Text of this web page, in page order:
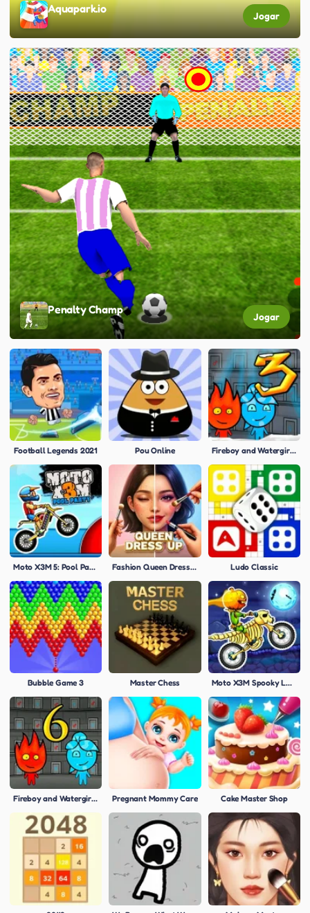
Aquapark.io
Jogar
Penalty Champ
Jogar
Football Legends 2021 Pou Online Fireboy and Watergirl 3: Ice Temple
Moto X3M 5: Pool Party Fashion Queen Dress Up Ludo Classic
Bubble Game 3 Master Chess Moto X3M Spooky Land
Fireboy and Watergirl 6: Fairy Tales Pregnant Mommy Care Cake Master Shop